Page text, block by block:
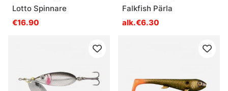
Lotto Spinnare
€16.90
Falkfish Pärla
alk.€6.30